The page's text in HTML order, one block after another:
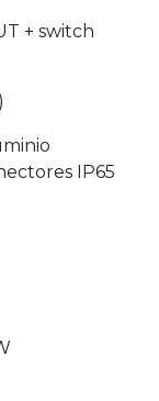
+ switch
IP65